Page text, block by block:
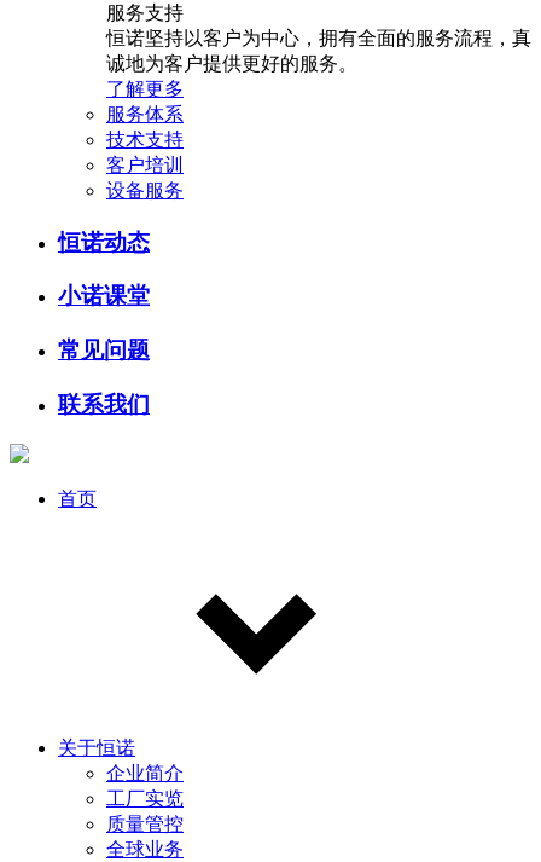
服务支持
恒诺坚持以客户为中心，拥有全面的服务流程，真
诚地为客户提供更好的服务。
了解更多
服务体系
技术支持
客户培训
设备服务
恒诺动态
小诺课堂
常见问题
联系我们
首页
关于恒诺
企业简介
工厂实览
质量管控
全球业务